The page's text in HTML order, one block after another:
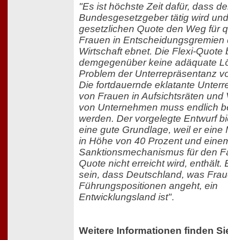
"Es ist höchste Zeit dafür, dass
Bundesgesetzgeber tätig wird
gesetzlichen Quote den Weg für
Frauen in Entscheidungsgremien
Wirtschaft ebnet. Die Flexi-Quote
demgegenüber keine adäquate
Problem der Unterrepräsentanz
Die fortdauernde eklatante
von Frauen in Aufsichtsräten und
von Unternehmen muss endlich
werden. Der vorgelegte Entwurf
eine gute Grundlage, weil er eine
in Höhe von 40 Prozent und
Sanktionsmechanismus für den
Quote nicht erreicht wird, enthält.
sein, dass Deutschland, was
Führungspositionen angeht, ein
Entwicklungsland ist".
Weitere Informationen finden